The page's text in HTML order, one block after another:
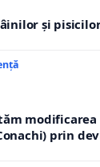
și
prin